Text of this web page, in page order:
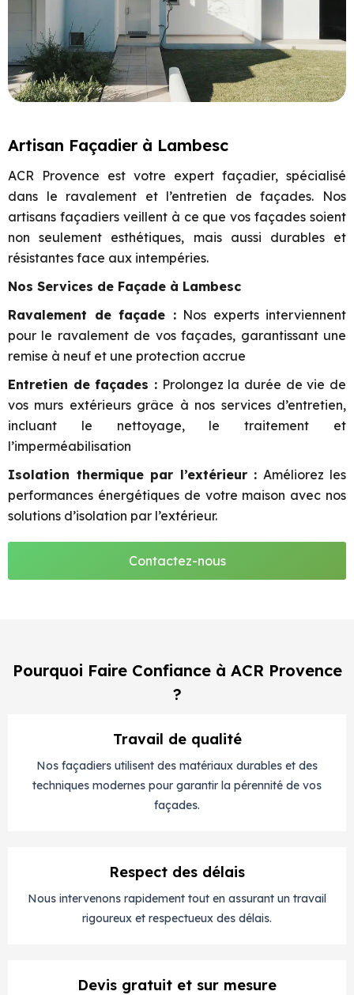
Artisan Façadier à Lambesc
ACR Provence est votre expert façadier, spécialisé
dans le ravalement et l’entretien de façades. Nos
artisans façadiers veillent à ce que vos façades soient
non seulement esthétiques, mais aussi durables et
résistantes face aux intempéries.
Nos Services de Façade à Lambesc
Ravalement de façade :Nos experts interviennent
pour le ravalement de vos façades, garantissant une
remise à neuf et une protection accrue
Entretien de façades : Prolongez la durée de vie de
vos murs extérieurs grâce à nos services d’entretien,
incluant le nettoyage, le traitement et
l’imperméabilisation
Isolation thermique par l’extérieur : Améliorez les
performances énergétiques de votre maison avec nos
solutions d’isolation par l’extérieur.
Contactez-nous
Pourquoi Faire Confiance à ACR Provence
?
Travail de qualité
Nos façadiers utilisent des matériaux durables et des
techniques modernes pour garantir la pérennité de vos
façades.
Respect des délais
Nous intervenons rapidement tout en assurant un travail
rigoureux et respectueux des délais.
Devis gratuit et sur mesure